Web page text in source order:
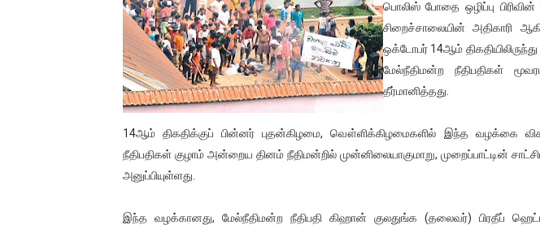
01/11/2021 Scotland ல் நடைபெறும் கண்டனப்
பாலச்சந்திரன் மற்றும் தன்னிடம் படித்த மாணவர்கள் தொடர்பில்
பிரிட்டனால் கடத்தப்படும் நிலையில் இலங்கைத் தமிழ் குடும்பம்!!
வர்ராரு...வர்ராரு... அண்ணாத்த : ரஜினிக்காக இலங்கை
கைது செய்யப்பட்ட இளைஞன் உயிரிழப்பு - கொதித்தெழுந்த
பொலிஸ் போதை ஒ​ழிப்பு
சிறைச்சாலையின் அதிகாரி
ஒக்டோபர் 14ஆம்
மேல்நீதிமன்ற நீதிபதிகள்
தீர்மானித்தது.
14ஆம் திகதிக்குப் பின்னர் புதன்கிழமை, வௌ்ளிக்கிழமைகளில் இந்த வழக்கை
நீதிபதிகள் குழாம் அன்றைய தினம் நீதிமன்றில் முன்னிலையாகுமாறு, முறைப்பாட்டின்
அனுப்பியுள்ளது.
இந்த வழக்கானது, மேல்நீதிமன்ற நீதிபதி கிஹான் குலதுங்க (தலைவர்) பிரதீப்